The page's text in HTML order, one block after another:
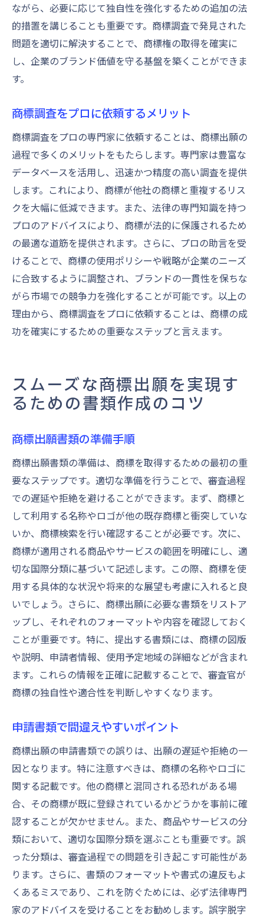
ながら、必要に応じて独自性を強化するための追加の法
的措置を講じることも重要です。商標調査で発見された
問題を適切に解決することで、商標権の取得を確実に
し、企業のブランド価値を守る基盤を築くことができま
す。
商標調査をプロに依頼するメリット
商標調査をプロの専門家に依頼することは、商標出願の
過程で多くのメリットをもたらします。専門家は豊富な
データベースを活用し、迅速かつ精度の高い調査を提供
します。これにより、商標が他社の商標と重複するリス
クを大幅に低減できます。また、法律の専門知識を持つ
プロのアドバイスにより、商標が法的に保護されるため
の最適な道筋を提供されます。さらに、プロの助言を受
けることで、商標の使用ポリシーや戦略が企業のニーズ
に合致するように調整され、ブランドの一貫性を保ちな
がら市場での競争力を強化することが可能です。以上の
理由から、商標調査をプロに依頼することは、商標の成
功を確実にするための重要なステップと言えます。
スムーズな商標出願を実現す
るための書類作成のコツ
商標出願書類の準備手順
商標出願書類の準備は、商標を取得するための最初の重
要なステップです。適切な準備を行うことで、審査過程
での遅延や拒絶を避けることができます。まず、商標と
して利用する名称やロゴが他の既存商標と衝突していな
いか、商標検索を行い確認することが必要です。次に、
商標が適用される商品やサービスの範囲を明確にし、適
切な国際分類に基づいて記述します。この際、商標を使
用する具体的な状況や将来的な展望も考慮に入れると良
いでしょう。さらに、商標出願に必要な書類をリストア
ップし、それぞれのフォーマットや内容を確認しておく
ことが重要です。特に、提出する書類には、商標の図版
や説明、申請者情報、使用予定地域の詳細などが含まれ
ます。これらの情報を正確に記載することで、審査官が
商標の独自性や適合性を判断しやすくなります。
申請書類で間違えやすいポイント
商標出願の申請書類での誤りは、出願の遅延や拒絶の一
因となります。特に注意すべきは、商標の名称やロゴに
関する記載です。他の商標と混同される恐れがある場
合、その商標が既に登録されているかどうかを事前に確
認することが欠かせません。また、商品やサービスの分
類において、適切な国際分類を選ぶことも重要です。誤
った分類は、審査過程での問題を引き起こす可能性があ
ります。さらに、書類のフォーマットや書式の違反もよ
くあるミスであり、これを防ぐためには、必ず法律専門
家のアドバイスを受けることをお勧めします。誤字脱字